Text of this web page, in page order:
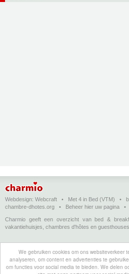
We gebruiken cookies om ons websiteverkeer
analyseren, om content en advertenties te
om functies voor social media te bieden. We delen
Webdesign: Webcraft • Met 4 in Bed (VTM) •
chambre-dhotes.org • Beheer hier uw pagina •
Charmio geeft een overzicht van bed &
vakantiehuisjes, chambres d'hôtes en
Bed & breakfasts, charmehotels en
d'hôtes, hôtels de charme et logements de
breakfasts, charming hotels and holiday
Breakfast, Charme-Hotels und Ferienhäuser (auf